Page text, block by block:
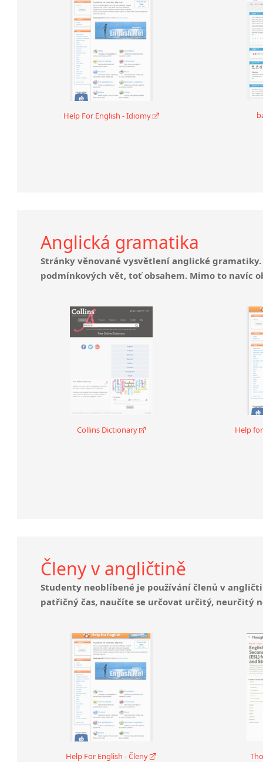
Help For English - Idiomy
Anglická gramatika
Stránky věnované vysvětlení anglické
podmínkových vět, toť obsahem. Mimo to navíc
Collins Dictionary Help
Členy v angličtině
Studenty neoblíbené je používání členů v
patřičný čas, naučíte se určovat určitý, neurčitý
Help For English - Členy